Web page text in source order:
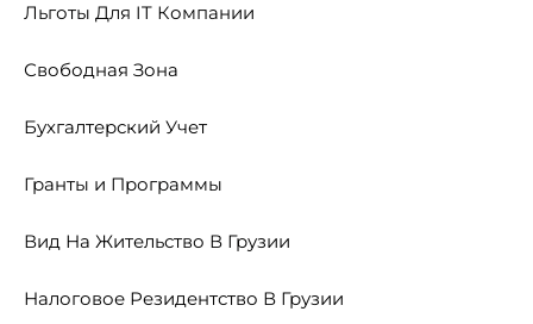
Льготы Для IT Компании
Свободная Зона
Бухгалтерский Учет
Гранты и Программы
Вид На Жительство В Грузии
Налоговое Резидентство В Грузии